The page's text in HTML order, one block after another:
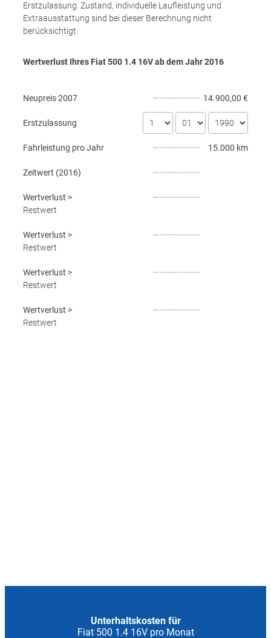
Erstzulassung. Zustand, individuelle Laufleistung und
Extraausstattung sind bei dieser Berechnung nicht
berücksichtigt.
Wertverlust Ihres Fiat 500 1.4 16V ab dem Jahr2016
Neupreis2007 14.900,00 €
Erstzulassung
Fahrleistung pro Jahr 15.000 km
Zeitwert (2016)
Wertverlust >
Restwert
Wertverlust >
Restwert
Wertverlust >
Restwert
Wertverlust >
Restwert
Unterhaltskosten für
Fiat 500 1.4 16V pro Monat